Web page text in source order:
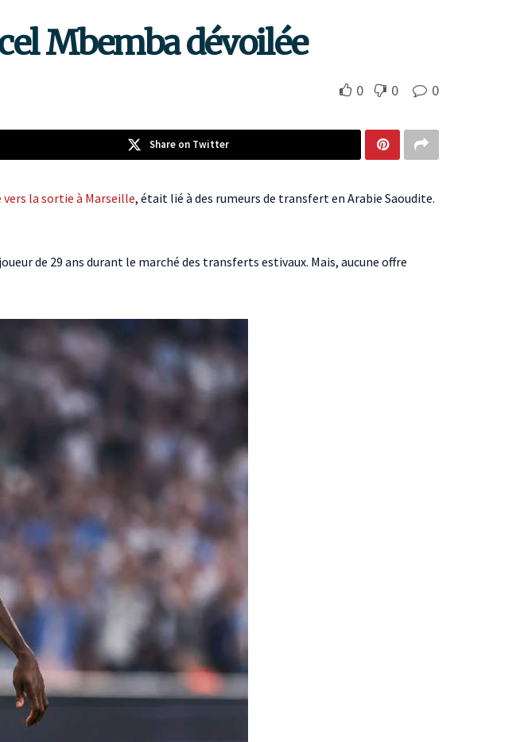
Mbemba dévoilée
0 0 0
Share on Twitter
la sortie à Marseille, était lié à des rumeurs de transfert en Arabie Saoudite.
de 29 ans durant le marché des transferts estivaux. Mais, aucune offre